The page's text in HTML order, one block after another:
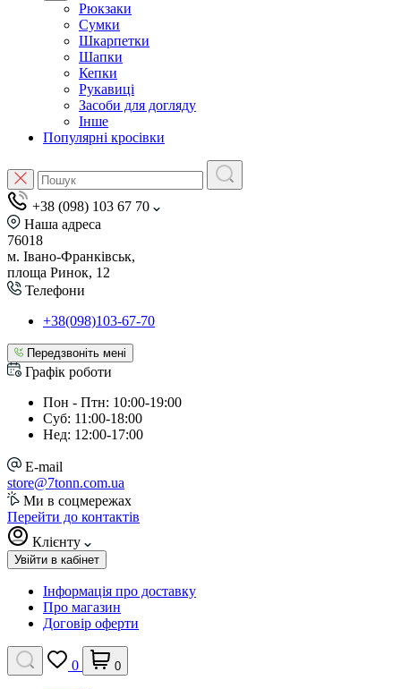
Рюкзаки
Сумки
Шкарпетки
Шапки
Кепки
Рукавиці
Засоби для догляду
Інше
Популярні кросівки
+38 (098) 103 67 70
Наша адреса
76018
м. Івано-Франківськ,
площа Ринок, 12
Телефони
+38(098)103-67-70
Передзвоніть мені
Графік роботи
Пон - Птн: 10:00-19:00
Суб: 11:00-18:00
Нед: 12:00-17:00
E-mail
store@7tonn.com.ua
Ми в соцмережах
Перейти до контактів
Клієнту
Увійти в кабінет
Інформація про доставку
Про магазин
Договір оферти
0 0